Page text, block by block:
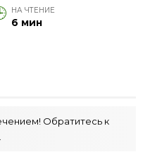
НА ЧТЕНИЕ
6 мин
Обратитесь к